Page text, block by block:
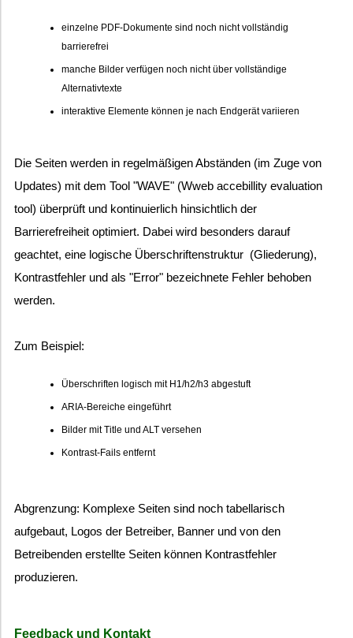
einzelne PDF-Dokumente sind noch nicht vollständig
barrierefrei
manche Bilder verfügen noch nicht über vollständige
Alternativtexte
interaktive Elemente können je nach Endgerät variieren
Die Seiten werden in regelmäßigen Abständen (im Zuge von
Updates) mit dem Tool "WAVE" (Wweb accebillity evaluation
tool) überprüft und kontinuierlich hinsichtlich der
Barrierefreiheit optimiert. Dabei wird besonders darauf
geachtet, eine logische Überschriftenstruktur (Gliederung),
Kontrastfehler und als "Error" bezeichnete Fehler behoben
werden.
Zum Beispiel:
Überschriften logisch mit H1/h2/h3 abgestuft
ARIA-Bereiche eingeführt
Bilder mit Title und ALT versehen
Kontrast-Fails entfernt
Abgrenzung: Komplexe Seiten sind noch tabellarisch
aufgebaut, Logos der Betreiber, Banner und von den
Betreibenden erstellte Seiten können Kontrastfehler
produzieren.
Feedback und Kontakt